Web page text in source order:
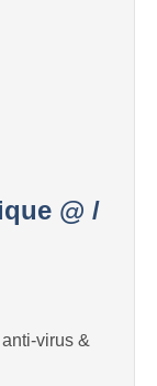
@ /
virus &